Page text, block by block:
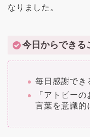
なりました。
今日からできる
毎日感謝でき
「アトピー
言葉を意識的